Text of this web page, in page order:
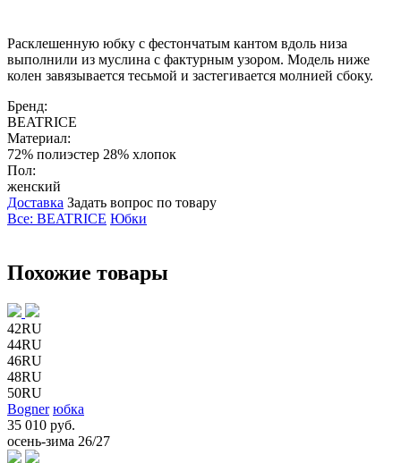
Расклешенную юбку с фестончатым кантом вдоль низа
выполнили из муслина с фактурным узором. Модель ниже
колен завязывается тесьмой и застегивается молнией сбоку.
Бренд:
BEATRICE
Материал:
72% полиэстер 28% хлопок
Пол:
женский
Доставка Задать вопрос по товару
Все: BEATRICE Юбки
Похожие товары
42RU
44RU
46RU
48RU
50RU
Bogner юбка
35 010 руб.
осень-зима 26/27